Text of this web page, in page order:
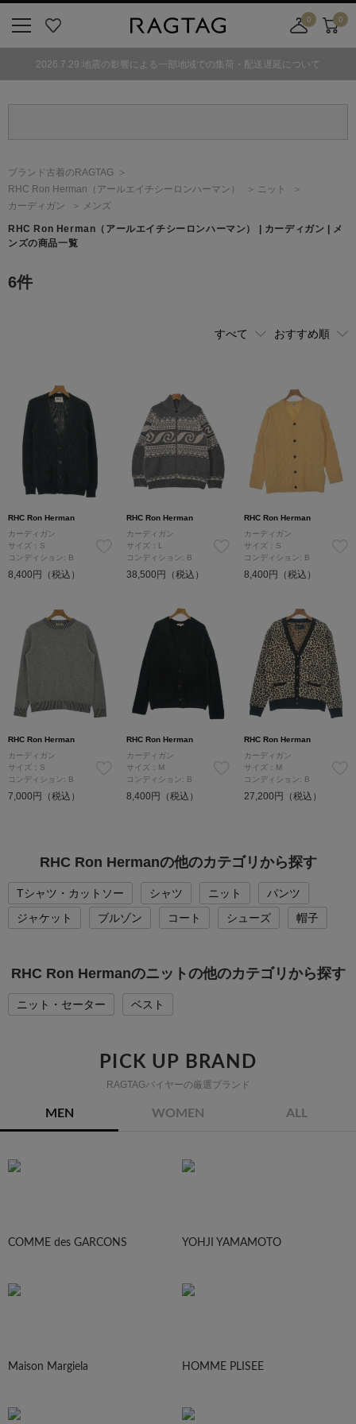
気
0
舗
カ
0
2026.7.29 地震の影響による一部地域での集荷・配送遅延について
ブランド古着のRAGTAG
RHC Ron Herman （アールエイチシーロンハーマン）
ニット
カーディガン
メンズ
RHC Ron Herman （アールエイチシーロンハーマン）
| カーディガン | メ
ンズの商品一覧
6件
RHC Ron Herman
カーディガン
サイズ：S
コンディション: B
8,400円（税込）
RHC Ron Herman
カーディガン
サイズ：L
コンディション: B
38,500円（税込）
RHC Ron Herman
カーディガン
サイズ：S
コンディション: B
8,400円（税込）
RHC Ron Herman
カーディガン
サイズ：S
コンディション: B
7,000円（税込）
RHC Ron Herman
カーディガン
サイズ：M
コンディション: B
8,400円（税込）
RHC Ron Herman
カーディガン
サイズ：M
コンディション: B
27,200円（税込）
RHC Ron Hermanの他のカテゴリから探す
Tシャツ・カットソー シャツ ニット
パンツ
ジャケット
ブルゾン コート シューズ 帽子
RHC Ron Hermanのニットの他のカテゴリから探す
ニット・セーター ベスト
PICK UP BRAND
RAGTAGバイヤーの厳選ブランド
MEN WOMEN ALL
COMME des GARCONS YOHJI YAMAMOTO
Maison Margiela HOMME PLISEE